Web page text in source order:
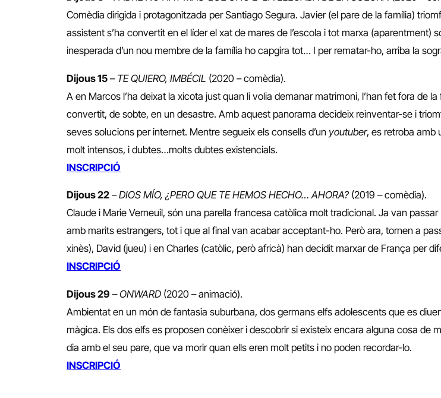
Comèdia dirigida i protagonitzada per Santiago Segura. Javier (el pare de la família)
assistent s’ha convertit en el líder el xat de mares de l’escola i tot marxa (aparentment)
inesperada d’un nou membre de la família ho capgira tot… I per rematar-ho, arriba la
Dijous 15 – TE QUIERO, IMBÉCIL (2020 – comèdia).
A en Marcos l’ha deixat la xicota just quan li volia demanar matrimoni, l’han fet fora de
convertit, de sobte, en un desastre. Amb aquest panorama decideix reinventar-se i
seves solucions per internet. Mentre segueix els consells d’un youtuber, es retroba amb
molt intensos, i dubtes…molts dubtes existencials.
INSCRIPCIÓ
Dijous 22 –DIOS MÍO, ¿PERO QUE TE HEMOS HECHO… AHORA? (2019 – comèdia).
Claude i Marie Verneuil, són una parella francesa catòlica molt tradicional. Ja van
amb marits estrangers, tot i que al final van acabar acceptant-ho. Però ara, tornen a
xinès), David (jueu) i en Charles (catòlic, però africà) han decidit marxar de França per
INSCRIPCIÓ
Dijous 29 –ONWARD (2020 – animació).
Ambientat en un món de fantasia suburbana, dos germans elfs adolescents que es
màgica. Els dos elfs es proposen conèixer i descobrir si existeix encara alguna cosa de
dia amb el seu pare, que va morir quan ells eren molt petits i no poden recordar-lo.
INSCRIPCIÓ